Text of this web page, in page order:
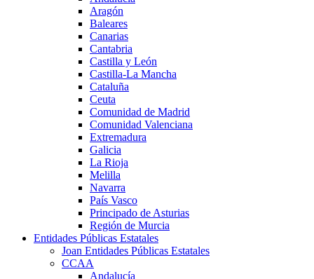
Aragón
Baleares
Canarias
Cantabria
Castilla y León
Castilla-La Mancha
Cataluña
Ceuta
Comunidad de Madrid
Comunidad Valenciana
Extremadura
Galicia
La Rioja
Melilla
Navarra
País Vasco
Principado de Asturias
Región de Murcia
Entidades Públicas Estatales
Joan Entidades Públicas Estatales
CCAA
Andalucía